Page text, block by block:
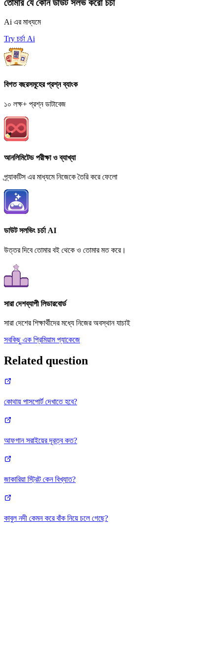
তোমার যে কোন ডাউট সলভ করো চর্চা
Ai এর মাধ্যমে
Try চর্চা Ai
বিগত বছরসমূহের প্রশ্ন ব্যাংক
১০ লক্ষ+ প্রশ্ন ডাটাবেজ
আনলিমিটেড পরীক্ষা ও ব্যাখ্যা
প্র্যাকটিস এর মাধ্যমে নিজেকে তৈরি করে ফেলো
ডাউট সলভিং চর্চা AI
উত্তর দিবে তোমার বই থেকে ও তোমার মত করে।
সারা দেশব্যাপী লিডারবোর্ড
সারা দেশের শিক্ষার্থীদের মধ্যে নিজের অবস্থান যাচাই
সবকিছু এক প্রিমিয়াম প্যাকেজে
Related question
কোথায় পাসপোর্ট দেখাতে হবে?
আফগান সরাইয়ের দূরত্ব কত?
জাকারিয়া স্ট্রিট কেন বিখ্যাত?
কাবুল নদী কেমন করে বাঁক নিয়ে চলে গেছে?